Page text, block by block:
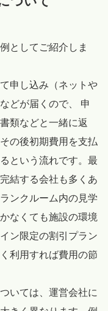
としてご紹介しま
申し込み（ネットや
どが届くので、 申
類などと一緒に返
の後初期費用を支払
という流れです。最
結する会社も多くあ
ンクルーム内の見学
なくても施設の環境
ン限定の割引プラン
利用すれば費用の節
いては、運営会社に